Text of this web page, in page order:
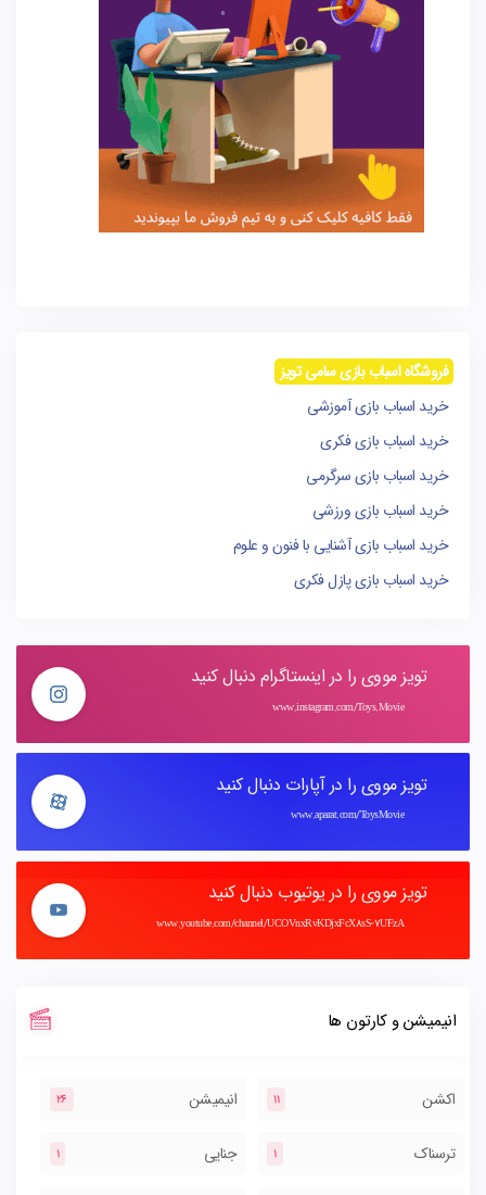
فروشگاه اسباب بازی سامی تویز
خرید اسباب بازی آموزشی
خرید اسباب بازی فکری
خرید اسباب بازی سرگرمی
خرید اسباب بازی ورزشی
خرید اسباب بازی آشنایی با فنون و علوم
خرید اسباب بازی پازل فکری
تویز مووی را در اینستاگرام دنبال کنید
www.instagram.com/Toys.Movie
تویز مووی را در آپارات دنبال کنید
www.aparat.com/ToysMovie
تویز مووی را در یوتیوب دنبال کنید
www.youtube.com/channel/UCOVnxRvKDjxFcX8sS-7UFzA
انیمیشن و کارتون ها
اکشن 11 انیمیشن 26
ترسناک 1 جنایی 1